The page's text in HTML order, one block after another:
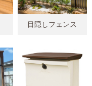
目隠しフェンス